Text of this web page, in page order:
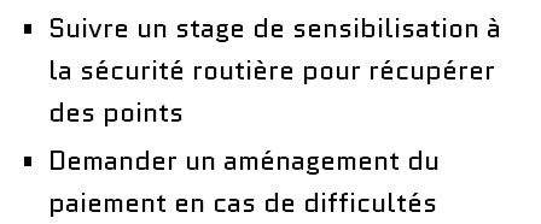
Suivre un stage de sensibilisation à
la sécurité routière pour récupérer
des points
Demander un aménagement du
paiement en cas de difficultés